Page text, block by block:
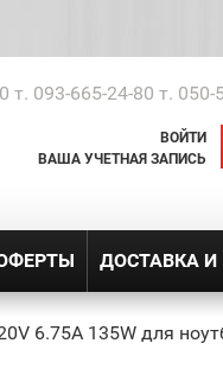
т. 093-665-24-80 т. 050-
shopping_cart
ВОЙТИ
ВАША УЧЕТНАЯ ЗАПИСЬ
ДОСТАВКА И
6.75A 135W для